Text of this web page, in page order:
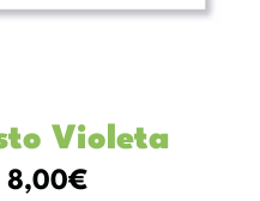
Violeta
8,00€